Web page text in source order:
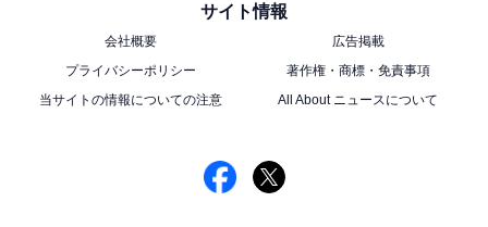
サイト情報
会社概要
広告掲載
プライバシーポリシー
著作権・商標・免責事項
当サイトの情報についての注意
All About ニュースについて